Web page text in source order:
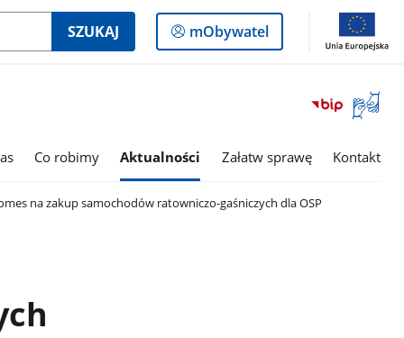
SZUKAJ
Logowanie
do
mObywatel
Otwórz
okno
Co robimy Aktualności Załatw sprawę Kontakt
na zakup samochodów ratowniczo-gaśniczych dla OSP